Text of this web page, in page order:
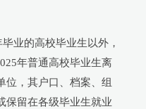
业的高校毕业生以外，
年普通高校毕业生离
位，其户口、档案、组
保留在各级毕业生就业